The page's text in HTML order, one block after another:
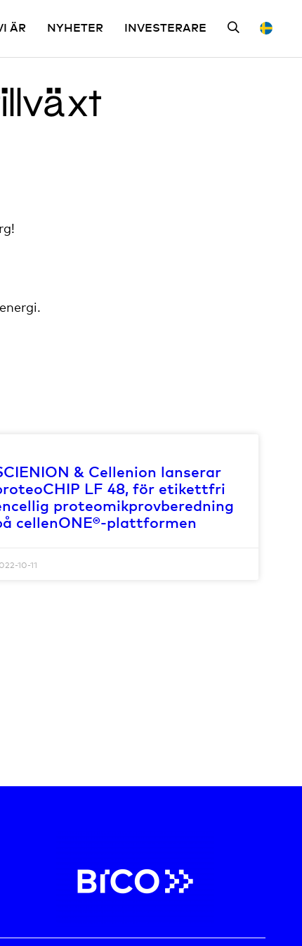
ÄR NYHETER INVESTERARE
& Cellenion lanserar
LF 48, för etikettfri
proteomikprovberedning
cellenONE®-plattformen
10-11